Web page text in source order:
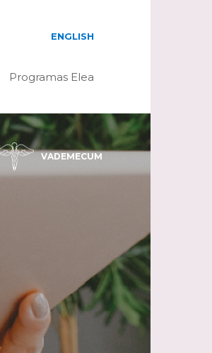
Programas Elea
ENGLISH
VADEMECUM